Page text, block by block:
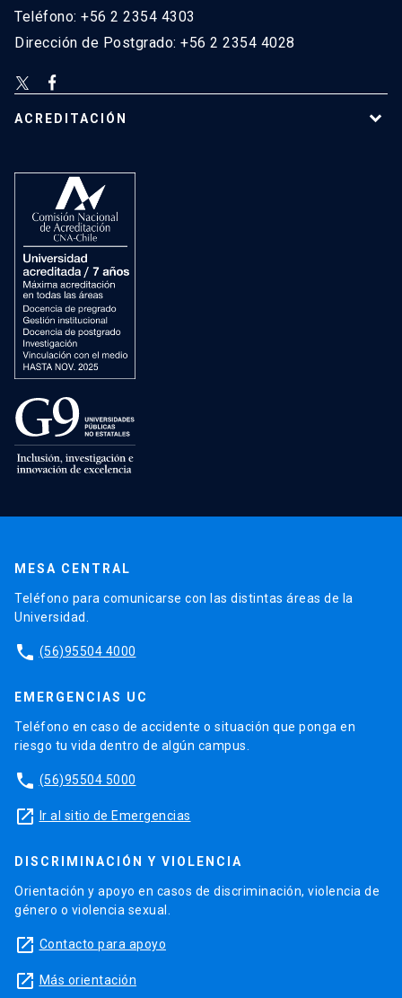
Teléfono: +56 2 2354 4303
Dirección de Postgrado: +56 2 2354 4028
ACREDITACIÓN
MESA CENTRAL
Teléfono para comunicarse con las distintas áreas de la
Universidad.
phone (56)95504 4000
EMERGENCIAS UC
Teléfono en caso de accidente o situación que ponga en
riesgo tu vida dentro de algún campus.
phone (56)95504 5000
launch Ir al sitio de Emergencias
DISCRIMINACIÓN Y VIOLENCIA
Orientación y apoyo en casos de discriminación, violencia de
género o violencia sexual.
launch Contacto para apoyo
launch Más orientación